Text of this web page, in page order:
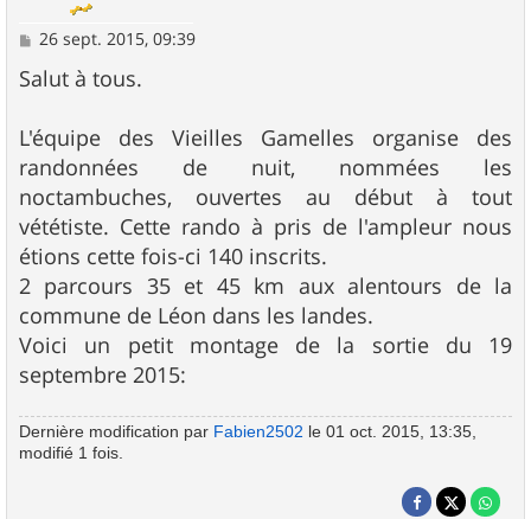
M
s
s
g
e
26 sept. 2015, 09:39
Salut à tous.
L'équipe des Vieilles Gamelles organise des
randonnées de nuit, nommées les
noctambuches, ouvertes au début à tout
vététiste. Cette rando à pris de l'ampleur nous
étions cette fois-ci 140 inscrits.
2 parcours 35 et 45 km aux alentours de la
commune de Léon dans les landes.
Voici un petit montage de la sortie du 19
septembre 2015:
Dernière modification par Fabien2502 le 01 oct. 2015, 13:35,
modifié 1 fois.